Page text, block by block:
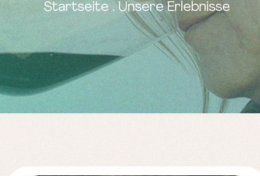
Startseite .Unsere Erlebnisse